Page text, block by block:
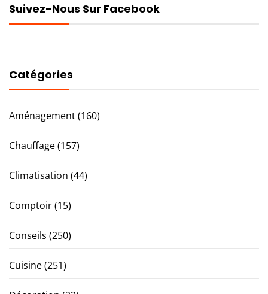
Suivez-Nous Sur Facebook
Catégories
Aménagement(160)
Chauffage(157)
Climatisation (44)
Comptoir(15)
Conseils (250)
Cuisine(251)